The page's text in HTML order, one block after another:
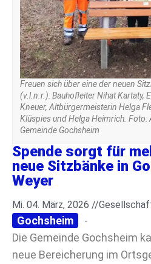
Freuen sich über eine der neuen
(v.l.n.r.): Bauhofleiter Nihat Kartaty,
Kneuer, Altbürgermeisterin Helga
Klüspies und Helga Heimrich.
Gemeinde Gochsheim
Spende sorgt für
neue Sitzbänke in
Weyer
Mi. 04. März, 2026 //
Gochsheim
-
Die Gemeinde Gochsheim
neue Bereicherung im